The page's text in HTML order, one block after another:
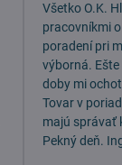
Všetko O.K.
pracovníkmi
poradení pri
výborná.
doby mi
Tovar v
majú správať
Pekný deň.